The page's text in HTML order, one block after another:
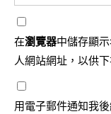
在瀏覽器中儲存顯
人網站網址，以供
用電子郵件通知我後